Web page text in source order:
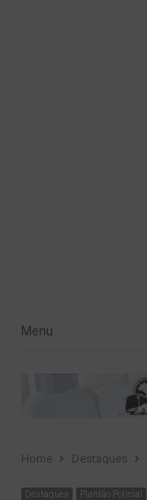
Menu
Menu
Home Destaques
Destaques Plantão Policial